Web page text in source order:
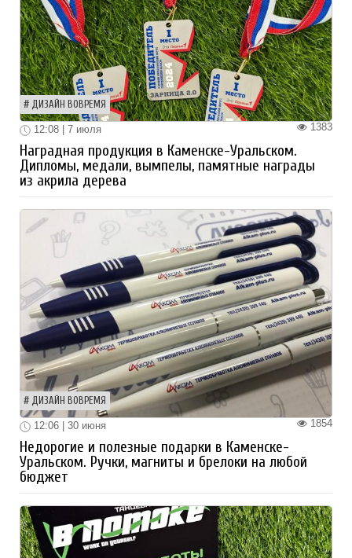
ДИЗАЙН ВОВРЕМЯ
1383
12:08 | 7 июля
Наградная продукция в Каменске-Уральском.
Дипломы, медали, вымпелы, памятные награды
из акрила дерева
ДИЗАЙН ВОВРЕМЯ
1854
12:06 | 30 июня
Недорогие и полезные подарки в Каменске-
Уральском. Ручки, магниты и брелоки на любой
бюджет